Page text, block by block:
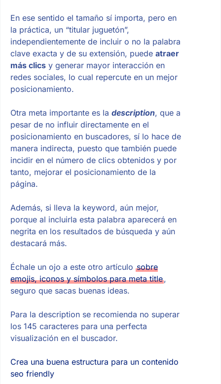
En ese sentido el tamaño sí importa, pero en
la práctica, un “titular juguetón”,
independientemente de incluir o no la palabra
clave exacta y de su extensión, puede atraer
más clicsy generar mayor interacción en
redes sociales, lo cual repercute en un mejor
posicionamiento.
Otra meta importante es la description, que a
pesar de no influir directamente en el
posicionamiento en buscadores, sí lo hace de
manera indirecta, puesto que también puede
incidir en el número de clics obtenidos y por
tanto, mejorar el posicionamiento de la
página.
Además, si lleva la keyword, aún mejor,
porque al incluirla esta palabra aparecerá en
negrita en los resultados de búsqueda y aún
destacará más.
Échale un ojo a este otro artículo sobre
emojis, iconos y símbolos para meta title,
seguro que sacas buenas ideas.
Para la description se recomienda no superar
los 145 caracteres para una perfecta
visualización en el buscador.
Crea una buena estructura para un contenido
seo friendly